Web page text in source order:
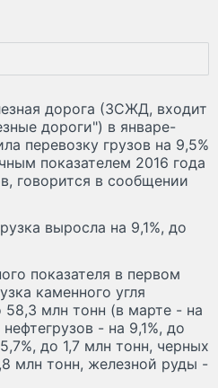
дорога (ЗСЖД, входит
дороги") в январе-
перевозку грузов на 9,5%
показателем 2016 года
говорится в сообщении
выросла на 9,1%, до
показателя в первом
каменного угля
58,3 млн тонн (в марте - на
- на 9,1%, до
до 1,7 млн тонн, черных
млн тонн, железной руды -